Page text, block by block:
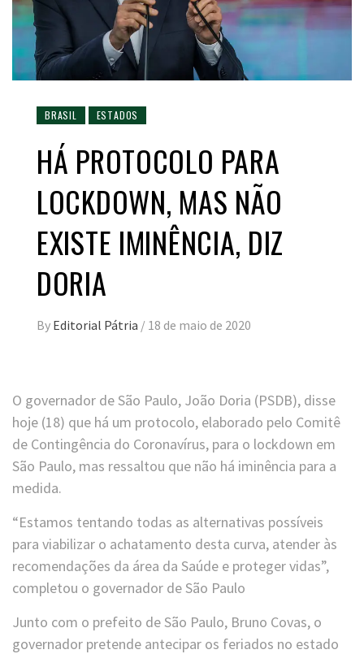
BRASIL ESTADOS
HÁ PROTOCOLO PARA
LOCKDOWN, MAS NÃO
EXISTE IMINÊNCIA, DIZ
DORIA
By Editorial Pátria / 18 de maio de 2020
O governador de São Paulo, João Doria (PSDB), disse
hoje (18) que há um protocolo, elaborado pelo Comitê
de Contingência do Coronavírus, para o lockdown em
São Paulo, mas ressaltou que não há iminência para a
medida.
“Estamos tentando todas as alternativas possíveis
para viabilizar o achatamento desta curva, atender às
recomendações da área da Saúde e proteger vidas”,
completou o governador de São Paulo
Junto com o prefeito de São Paulo, Bruno Covas, o
governador pretende antecipar os feriados no estado